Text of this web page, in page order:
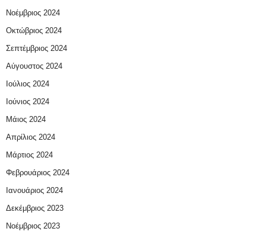
Νοέμβριος 2024
Οκτώβριος 2024
Σεπτέμβριος 2024
Αύγουστος 2024
Ιούλιος 2024
Ιούνιος 2024
Μάιος 2024
Απρίλιος 2024
Μάρτιος 2024
Φεβρουάριος 2024
Ιανουάριος 2024
Δεκέμβριος 2023
Νοέμβριος 2023